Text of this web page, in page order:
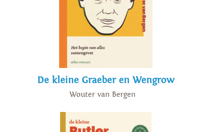
De kleine Graeber en Wengrow
Wouter van Bergen